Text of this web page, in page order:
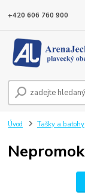
+420 606 760 900
Úvod Tašky a batohy